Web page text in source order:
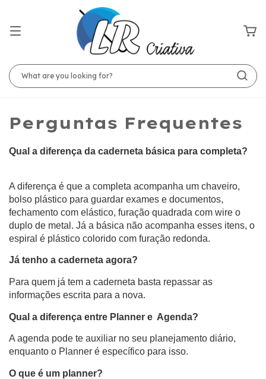
Perguntas Frequentes
Qual a diferença da caderneta básica para completa?
A diferença é que a completa acompanha um chaveiro,
bolso plástico para guardar exames e documentos,
fechamento com elástico, furação quadrada com wire o
duplo de metal. Já a básica não acompanha esses itens, o
espiral é plástico colorido com furação redonda.
Já tenho a caderneta agora?
Para quem já tem a caderneta basta repassar as
informações escrita para a nova.
Qual a diferença entre Planner e  Agenda?
A agenda pode te auxiliar no seu planejamento diário,
enquanto o Planner é específico para isso.
O que é um planner?